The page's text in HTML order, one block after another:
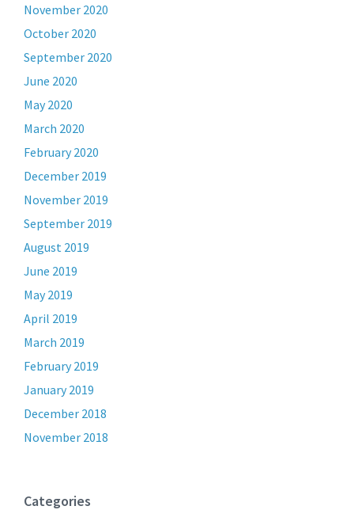
November 2020
October 2020
September 2020
June 2020
May 2020
March 2020
February 2020
December 2019
November 2019
September 2019
August 2019
June 2019
May 2019
April 2019
March 2019
February 2019
January 2019
December 2018
November 2018
Categories